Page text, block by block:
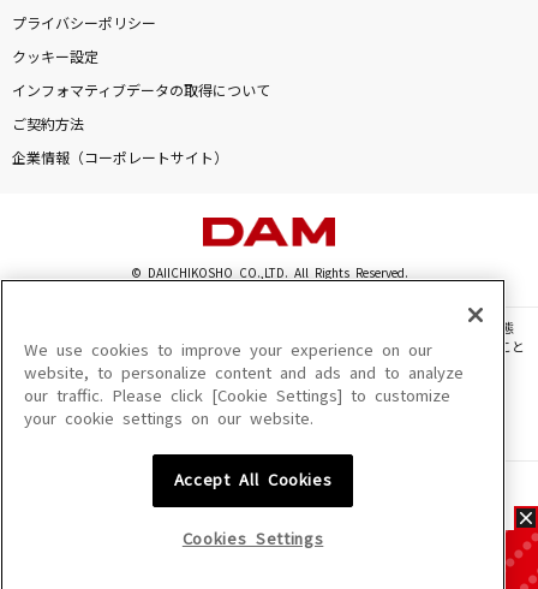
プライバシーポリシー
クッキー設定
インフォマティブデータの取得について
ご契約方法
企業情報（コーポレートサイト）
© DAIICHIKOSHO CO.,LTD. All Rights Reserved.
このサイトに掲載されている一切の文章・画像・写真・動画・音声等を、手段や形態
を問わず、著作権法の定める範囲を超えて無断で複製、転載、ファイル化などすること
を禁じます。
楽曲及びコンテンツは、機種によりご利用いただけない場合があります。
楽曲及びコンテンツの配信日、配信内容が変更になる場合があります。
We use cookies to improve your experience on our
website, to personalize content and ads and to analyze
our traffic. Please click [Cookie Settings] to customize
your cookie settings on our website.
Accept All Cookies
Cookies Settings